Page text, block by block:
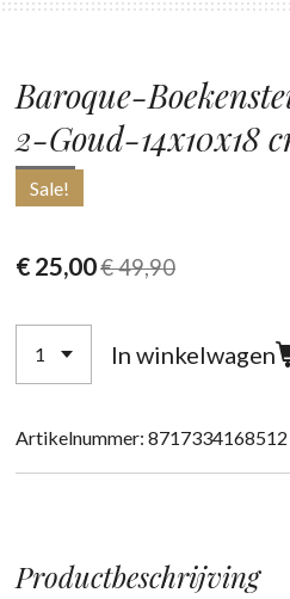
Baroque-
2-Goud-14x10x18
Sale!
€ 25,00€ 49,90
In winkelwagen
Artikelnummer: 8717334168512
Productbeschrijving